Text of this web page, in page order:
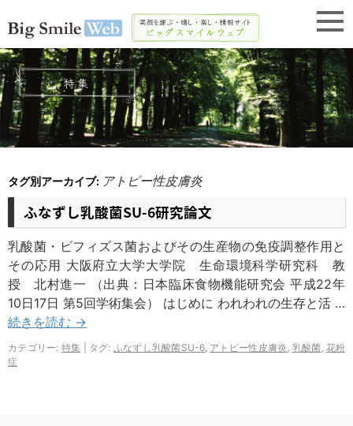
タグ別アーカイブ: アトピー性皮膚炎
ふなずし乳酸菌SU-6研究論文
乳酸菌・ビフィズス菌およびその生産物の免疫調整作用と
その応用 大阪府立大学大学院 生命環境科学研究科 教
授 北村進一 （出典：日本臨床食物機能研究会 平成22年
10日17日 第5回学術集会） はじめに われわれの生存と活 …
続きを読む →
カテゴリー: 特集 タグ: ふなずし乳酸菌SU-6, アトピー性皮膚炎, 乳酸菌, 花粉
症